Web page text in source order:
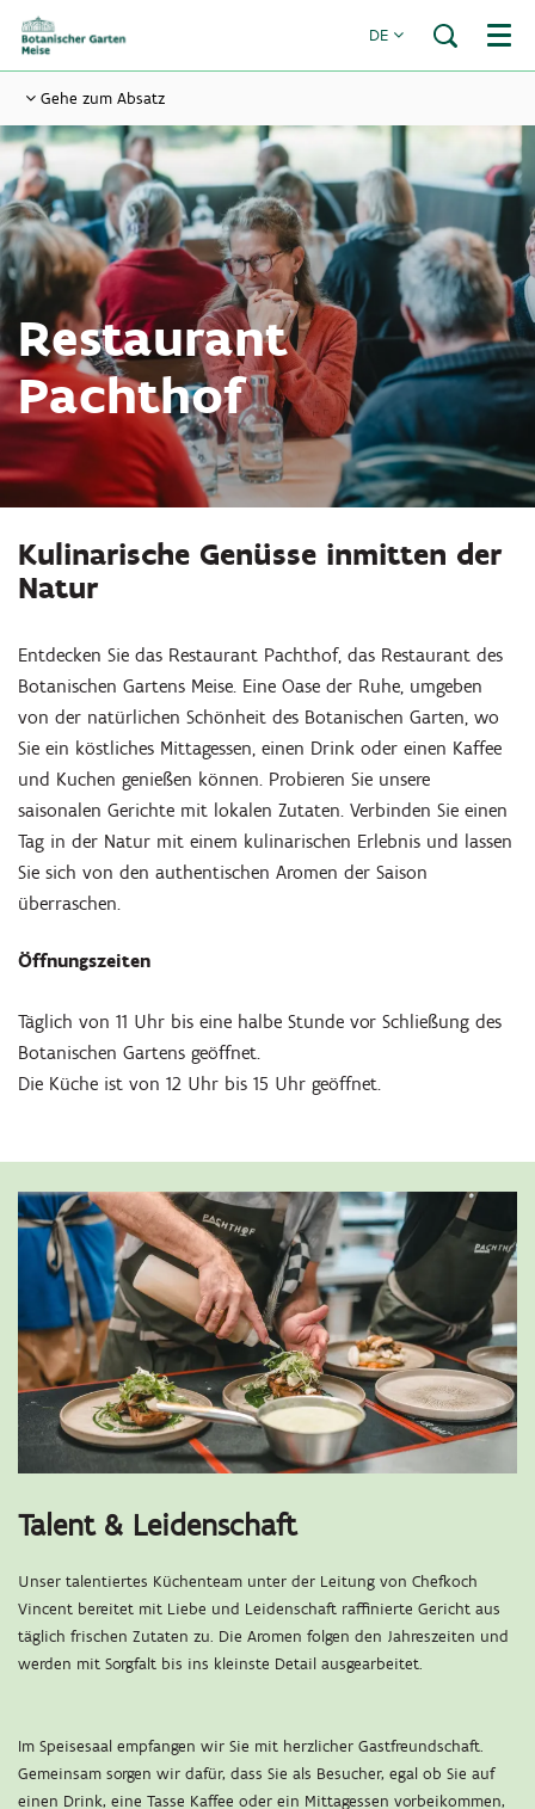
DE Menü
Gehe zum Absatz
Restaurant
Pachthof
Kulinarische Genüsse inmitten der
Natur
Entdecken Sie das Restaurant Pachthof, das Restaurant des
Botanischen Gartens Meise. Eine Oase der Ruhe, umgeben
von der natürlichen Schönheit des Botanischen Garten, wo
Sie ein köstliches Mittagessen, einen Drink oder einen Kaffee
und Kuchen genießen können. Probieren Sie unsere
saisonalen Gerichte mit lokalen Zutaten. Verbinden Sie einen
Tag in der Natur mit einem kulinarischen Erlebnis und lassen
Sie sich von den authentischen Aromen der Saison
überraschen.
Öffnungszeiten
Täglich von 11 Uhr bis eine halbe Stunde vor Schließung des
Botanischen Gartens geöffnet.
Die Küche ist von 12 Uhr bis 15 Uhr geöffnet.
Talent & Leidenschaft
Unser talentiertes Küchenteam unter der Leitung von Chefkoch
Vincent bereitet mit Liebe und Leidenschaft raffinierte Gericht aus
täglich frischen Zutaten zu. Die Aromen folgen den Jahreszeiten und
werden mit Sorgfalt bis ins kleinste Detail ausgearbeitet.
Im Speisesaal empfangen wir Sie mit herzlicher Gastfreundschaft.
Gemeinsam sorgen wir dafür, dass Sie als Besucher, egal ob Sie auf
einen Drink, eine Tasse Kaffee oder ein Mittagessen vorbeikommen,